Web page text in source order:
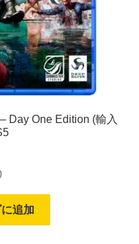
Day One Edition (輸入
追加